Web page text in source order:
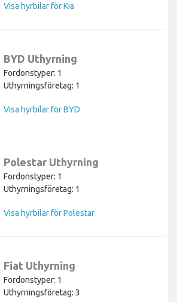
Visa hyrbilar för Kia
BYD Uthyrning
Fordonstyper: 1
Uthyrningsföretag: 1
Visa hyrbilar för BYD
Polestar Uthyrning
Fordonstyper: 1
Uthyrningsföretag: 1
Visa hyrbilar för Polestar
Fiat Uthyrning
Fordonstyper: 1
Uthyrningsföretag: 3